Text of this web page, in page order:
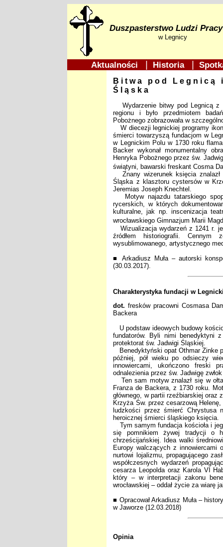
Duszpasterstwo Ludzi
w Legnicy
Aktualności Historia
Bitwa pod
Śląska
Wydarzenie bitwy pod Legnicą z
regionu i było przedmiotem
Pobożnego zobrazowała w
W diecezji legnickiej programy
śmierci towarzyszą fundacjom w
w Legnickim Polu w 1730 roku
Backer wykonał monumentalny
Henryka Pobożnego przez św.
świątyni, bawarski freskant Cosma
Znany wizerunek księcia znalazł
Śląska z klasztoru cystersów w
Jeremias Joseph Knechtel.
Motyw najazdu tatarskiego
rycerskich, w których
kulturalne, jak np. inscenizacja
wrocławskiego Gimnazjum Marii
Wizualizacja wydarzeń z 1241 r.
źródłem historiografii.
wysublimowanego, artystycznego
■ Arkadiusz Muła – autorski
(30.03.2017).
Charakterystyka fundacji w
dot. fresków pracowni Cosmasa
Backera
U podstaw ideowych budowy
fundatorów. Byli nimi benedyktyni
protektorat św. Jadwigi Śląskiej.
Benedyktyński opat Othmar Zinke
później, pół wieku po odsieczy
innowiercami, ukończono freski
odnalezienia przez św. Jadwigę
Ten sam motyw znalazł się w
Franza de Backera, z 1730 roku.
głównego, w partii rzeźbiarskiej oraz
Krzyża Św. przez cesarzową
ludzkości przez śmierć
heroicznej śmierci śląskiego księcia.
Tym samym fundacja kościoła i
się pomnikiem żywej tradycji o
chrześcijańskiej. Idea walki
Europy walczących z innowiercami
nurtowi lojalizmu, propagującego
współczesnych wydarzeń
cesarza Leopolda oraz Karola VI
który – w interpretacji zakonu
wrocławskiej – oddał życie za wiarę
■ Opracował Arkadiusz Muła –
w Jaworze (12.03.2018)
Opinia